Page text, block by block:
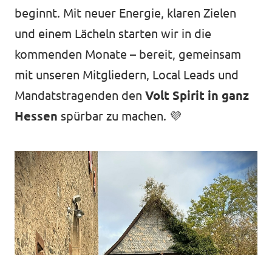
beginnt. Mit neuer Energie, klaren Zielen
und einem Lächeln starten wir in die
kommenden Monate – bereit, gemeinsam
mit unseren Mitgliedern, Local Leads und
Mandatstragenden den Volt Spirit in ganz
Hessen spürbar zu machen. 💜